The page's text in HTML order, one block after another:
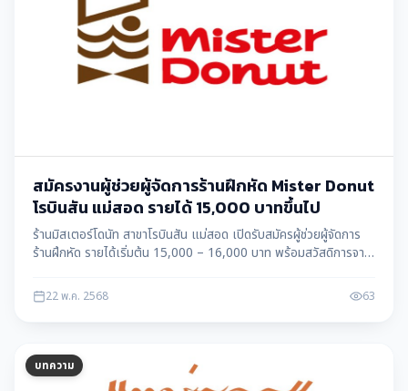
สมัครงานผู้ช่วยผู้จัดการร้านฝึกหัด Mister Donut
โรบินสัน แม่สอด รายได้ 15,000 บาทขึ้นไป
ร้านมิสเตอร์โดนัท สาขาโรบินสัน แม่สอด เปิดรับสมัครผู้ช่วยผู้จัดการ
ร้านฝึกหัด รายได้เริ่มต้น 15,000 – 16,000 บาท พร้อมสวัสดิการจาก
22 พ.ค. 2568 63
บทความ